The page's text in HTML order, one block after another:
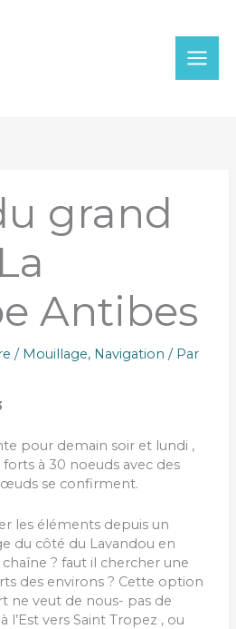
grand
Antibes
/ Mouillage, Navigation / Par
pour demain soir et lundi ,
à 30 noeuds avec des
se confirment.
les éléments depuis un
du côté du Lavandou en
? faut il chercher une
des environs ? Cette option
ne veut de nous- pas de
l’Est vers Saint Tropez , ou